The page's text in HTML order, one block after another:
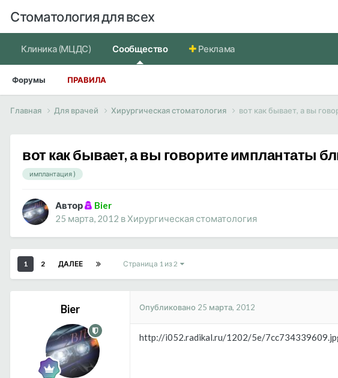
Стоматология для всех
Клиника (МЦДС) Сообщество
Форумы ПРАВИЛА
Реклама
Главная Для врачей Хирургическая стоматология вот как бывает, а вы
вот как бывает, а вы говорите имплантаты
имплантация )
Автор
Bier
25 марта, 2012 вХирургическая стоматология
1 2 ДАЛЕЕ Страница 1 из 2
Bier Опубликовано 25 марта, 2012
http://i052.radikal.ru/1202/5e/